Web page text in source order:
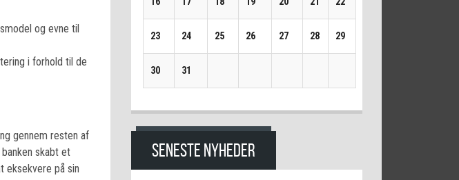
og evne til
i forhold til de
gennem resten af
skabt et
eksekvere på sin
23 24 25 26 27 28 29
30 31
SENESTE NYHEDER